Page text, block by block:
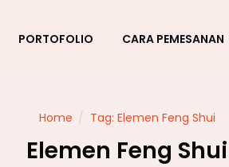
PORTOFOLIO CARA PEMESANAN
Home / Tag: Elemen Feng Shui
Elemen Feng Shui